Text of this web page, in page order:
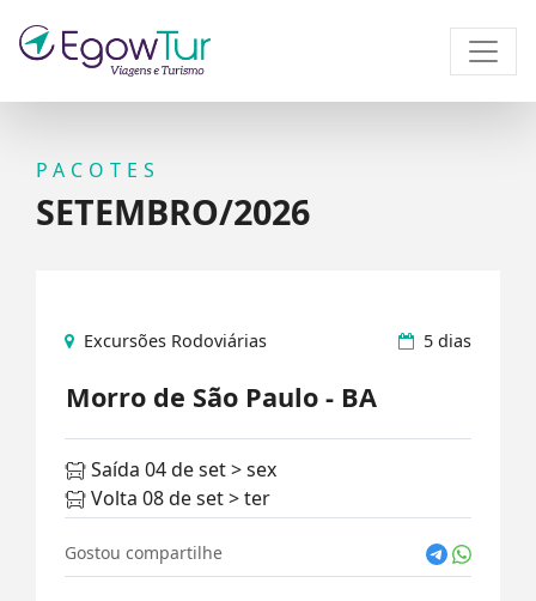
PACOTES
SETEMBRO/2026
Excursões Rodoviárias 5 dias
Morro de São Paulo - BA
Saída 04 de set > sex
Volta 08 de set > ter
Gostou compartilhe